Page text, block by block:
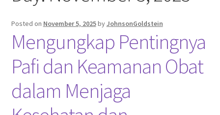
Tentang Kami
Posted on November 5, 2025byJohnsonGoldstein
Mengungkap Pentingnya
Pafi dan Keamanan Obat
dalam Menjaga